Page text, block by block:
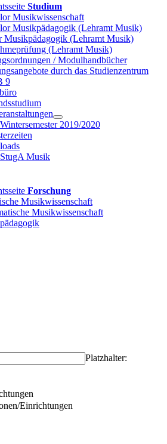
Studium
Musikwissenschaft
Musikpädagogik (Lehramt Musik)
Musikpädagogik (Lehramt Musik)
(Lehramt Musik)
/ Modulhandbücher
durch das Studienzentrum
9
Wintersemester 2019/2020
Musik
Forschung
Musikwissenschaft
Musikwissenschaft
Platzhalter:
Einrichtungen